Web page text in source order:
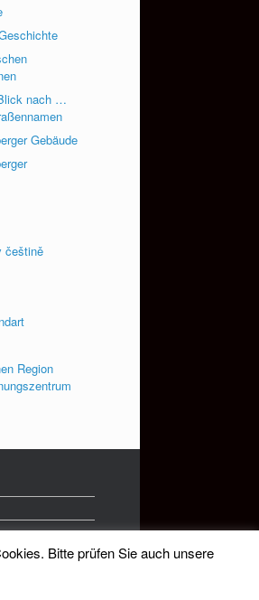
nach …
Gebäude
češtině
Region
Bitte prüfen Sie auch unsere